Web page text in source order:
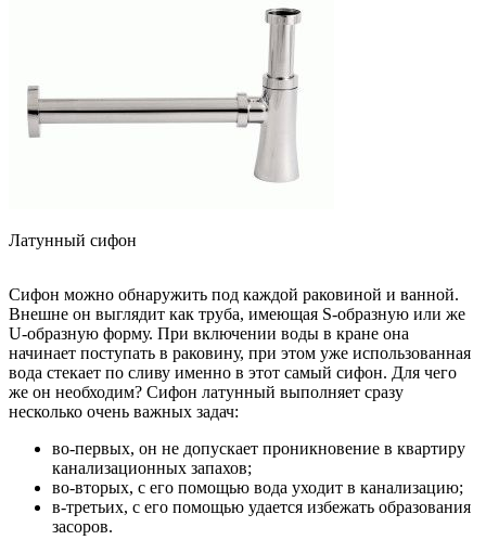
Латунный сифон
Сифон можно обнаружить под каждой раковиной и ванной.
Внешне он выглядит как труба, имеющая S-образную или же
U-образную форму. При включении воды в кране она
начинает поступать в раковину, при этом уже использованная
вода стекает по сливу именно в этот самый сифон. Для чего
же он необходим? Сифон латунный выполняет сразу
несколько очень важных задач:
во-первых, он не допускает проникновение в квартиру
канализационных запахов;
во-вторых, с его помощью вода уходит в канализацию;
в-третьих, с его помощью удается избежать образования
засоров.